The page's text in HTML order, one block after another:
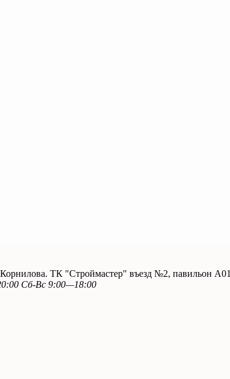
ТК "Строймастер" въезд №2, павильон А01
Сб-Вс 9:00—18:00